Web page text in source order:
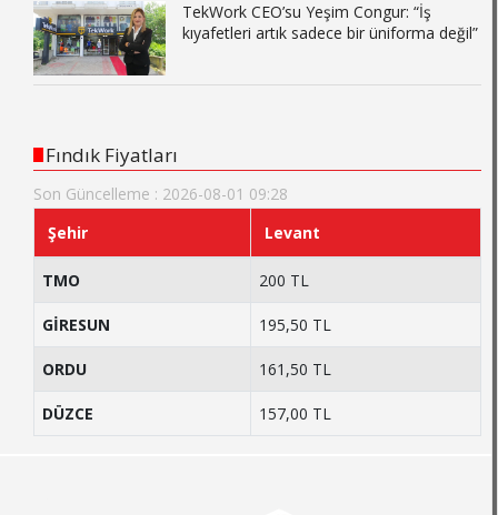
TekWork CEO’su Yeşim Congur: “İş
kıyafetleri artık sadece bir üniforma değil”
Fındık Fiyatları
Son Güncelleme : 2026-08-01 09:28
Şehir
Levant
TMO 200 TL
GİRESUN 195,50 TL
ORDU 161,50 TL
DÜZCE 157,00 TL